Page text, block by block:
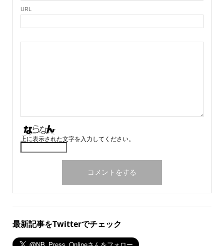
URL
上に表示された文字を入力してください。
最新記事をTwitterでチェック